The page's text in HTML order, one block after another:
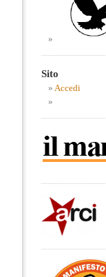
Sito
Accedi